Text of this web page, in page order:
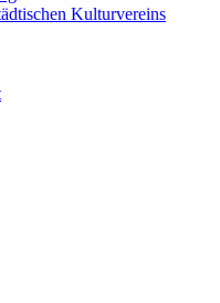
Kulturvereins